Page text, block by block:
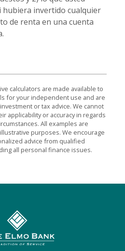
hubiera invertido cualquier
de renta en una cuenta
calculators are made available to
for your independent use and are
or tax advice. We cannot
applicability or accuracy in regards
All examples are
purposes. We encourage
advice from qualified
all personal finance issues.
Lake Elmo Bank